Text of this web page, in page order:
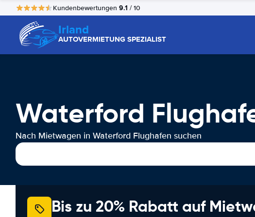
Kundenbewertungen 9.1 / 10
Irland
AUTOVERMIETUNG SPEZIALIST
Waterford
Nach Mietwagen in Waterford Flughafen suchen
Bis zu 20% Rabatt auf